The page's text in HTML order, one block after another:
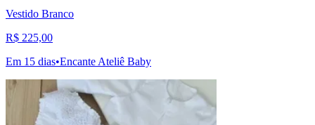
Vestido Branco
R$ 225,00
Em 15 dias•Encante Ateliê Baby